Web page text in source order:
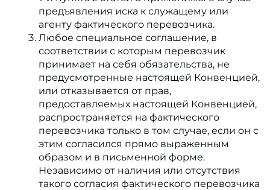
предъявления иска к служащему или
агенту фактического перевозчика.
Любое специальное соглашение, в
соответствии с которым перевозчик
принимает на себя обязательства, не
предусмотренные настоящей Конвенцией,
или отказывается от прав,
предоставляемых настоящей Конвенцией,
распространяется на фактического
перевозчика только в том случае, если он с
этим согласился прямо выраженным
образом и в письменной форме.
Независимо от наличия или отсутствия
такого согласия фактического перевозчика